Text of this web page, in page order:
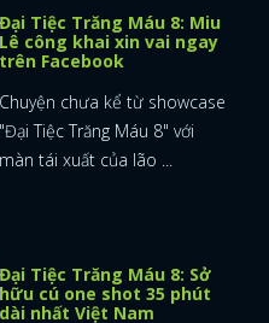
Đại Tiệc Trăng Máu 8: Miu
Lê công khai xin vai ngay
trên Facebook
Chuyện chưa kể từ showcase
"Đại Tiệc Trăng Máu 8" với
màn tái xuất của lão ...
Đại Tiệc Trăng Máu 8: Sở
hữu cú one shot 35 phút
dài nhất Việt Nam